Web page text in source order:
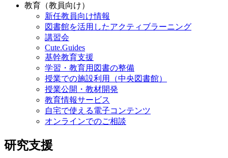
教育（教員向け）
新任教員向け情報
図書館を活用したアクティブラーニング
講習会
Cute.Guides
基幹教育支援
学習・教育用図書の整備
授業での施設利用（中央図書館）
授業公開・教材開発
教育情報サービス
自宅で使える電子コンテンツ
オンラインでのご相談
研究支援